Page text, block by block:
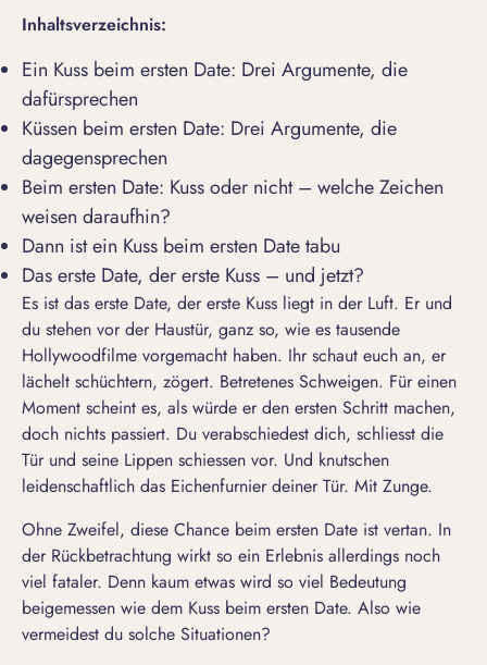
Inhaltsverzeichnis:
Ein Kuss beim ersten Date: Drei Argumente, die
dafürsprechen
Küssen beim ersten Date: Drei Argumente, die
dagegensprechen
Beim ersten Date: Kuss oder nicht – welche Zeichen
weisen daraufhin?
Dann ist ein Kuss beim ersten Date tabu
Das erste Date, der erste Kuss – und jetzt?
Es ist das erste Date, der erste Kuss liegt in der Luft. Er und
du stehen vor der Haustür, ganz so, wie es tausende
Hollywoodfilme vorgemacht haben. Ihr schaut euch an, er
lächelt schüchtern, zögert. Betretenes Schweigen. Für einen
Moment scheint es, als würde er den ersten Schritt machen,
doch nichts passiert. Du verabschiedest dich, schliesst die
Tür und seine Lippen schiessen vor. Und knutschen
leidenschaftlich das Eichenfurnier deiner Tür. Mit Zunge.
Ohne Zweifel, diese Chance beim ersten Date ist vertan. In
der Rückbetrachtung wirkt so ein Erlebnis allerdings noch
viel fataler. Denn kaum etwas wird so viel Bedeutung
beigemessen wie dem Kuss beim ersten Date. Also wie
vermeidest du solche Situationen?